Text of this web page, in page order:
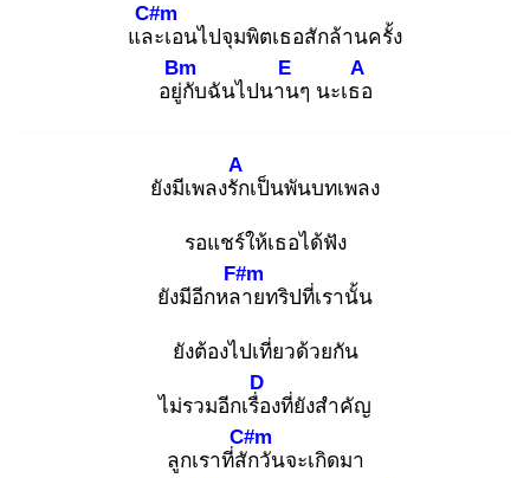
และ
C#m
เอนไปจุมพิตเธอสักล้านครั้ง
อยู่กั
Bm
บฉันไปนาน
E
ๆ นะเธอ
A
ยังมีเพลงรัก
A
เป็นพันบทเพลง
รอแชร์ให้เธอได้ฟัง
ยังมีอีกหลา
F#m
ยทริปที่เรานั้น
ยังต้องไปเที่ยวด้วยกัน
ไม่รวมอีกเรื่อ
D
งที่ยังสำคัญ
ลูกเราที่สัก
C#m
วันจะเกิดมา